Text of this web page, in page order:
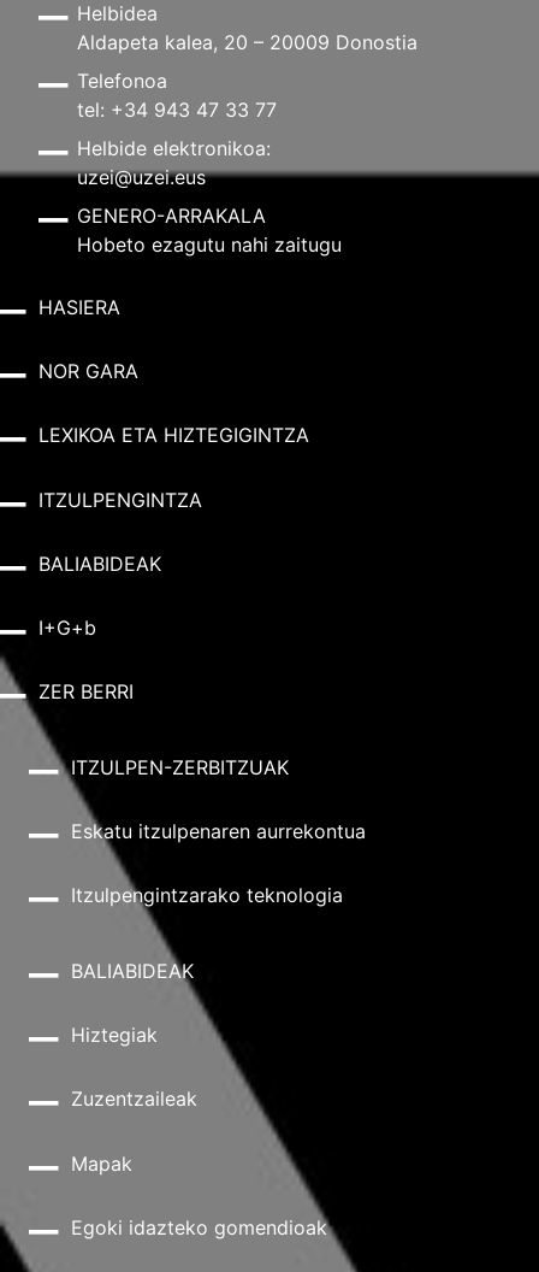
Helbidea
Aldapeta kalea, 20 – 20009 Donostia
Telefonoa
tel: +34 943 47 33 77
Helbide elektronikoa:
uzei@uzei.eus
GENERO-ARRAKALA
Hobeto ezagutu nahi zaitugu
HASIERA
NOR GARA
LEXIKOA ETA HIZTEGIGINTZA
ITZULPENGINTZA
BALIABIDEAK
I+G+b
ZER BERRI
ITZULPEN-ZERBITZUAK
Eskatu itzulpenaren aurrekontua
Itzulpengintzarako teknologia
BALIABIDEAK
Hiztegiak
Zuzentzaileak
Mapak
Egoki idazteko gomendioak